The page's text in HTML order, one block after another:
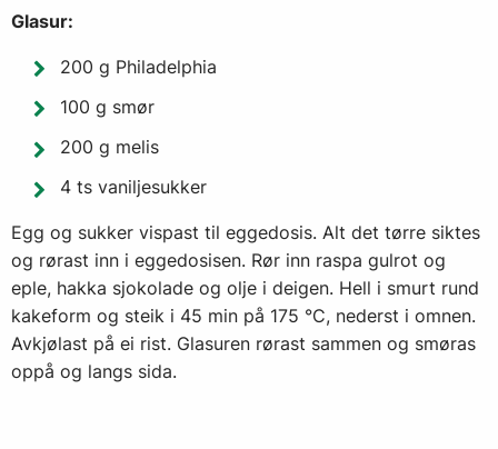
Glasur:
200 g Philadelphia
100 g smør
200 g melis
4 ts vaniljesukker
Egg og sukker vispast til eggedosis. Alt det tørre siktes
og rørast inn i eggedosisen. Rør inn raspa gulrot og
eple, hakka sjokolade og olje i deigen. Hell i smurt rund
kakeform og steik i 45 min på 175 °C, nederst i omnen.
Avkjølast på ei rist. Glasuren rørast sammen og smøras
oppå og langs sida.